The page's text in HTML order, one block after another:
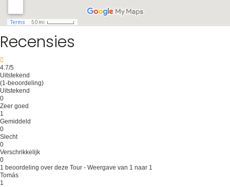
Recensies
4.7/5
Uitstekend
(1-beoordeling)
Uitstekend
0
Zeer goed
1
Gemiddeld
0
Slecht
0
Verschrikkelijk
0
1 beoordeling over deze Tour - Weergave van 1 naar 1
Tomás
1